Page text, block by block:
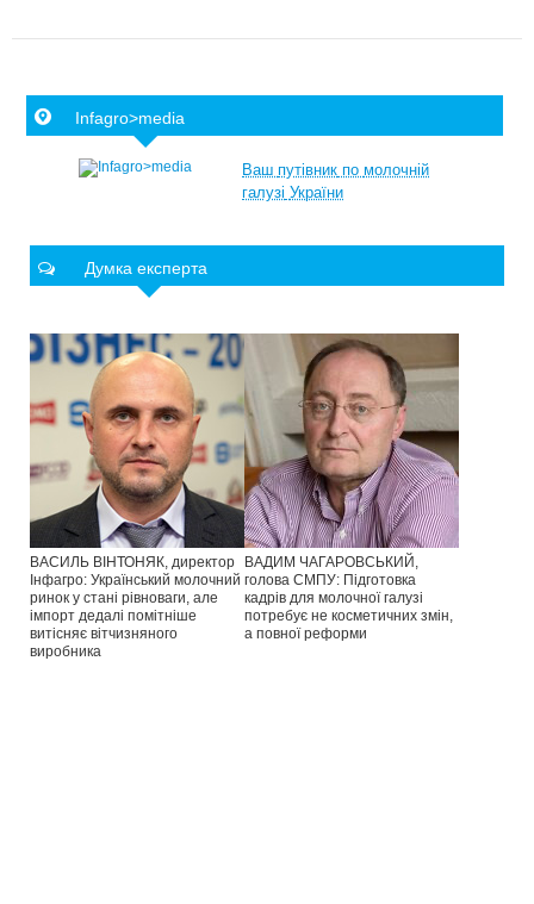
Infagro>media
Ваш путівник по молочній
галузі України
Думка експерта
ВАСИЛЬ ВІНТОНЯК, директор
Інфагро: Український молочний
ринок у стані рівноваги, але
імпорт дедалі помітніше
витісняє вітчизняного
виробника
ВАДИМ ЧАГАРОВСЬКИЙ,
голова СМПУ: Підготовка
кадрів для молочної галузі
потребує не косметичних змін,
а повної реформи